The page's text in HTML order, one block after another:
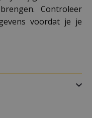
Controleer
voordat je je